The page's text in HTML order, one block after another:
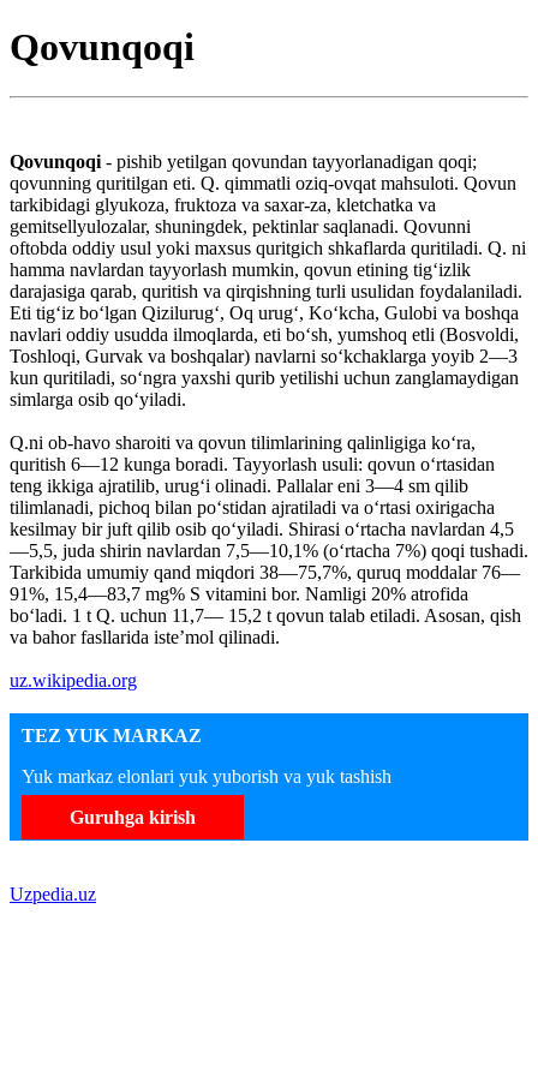
Qovunqoqi
Qovunqoqi - pishib yetilgan qovundan tayyorlanadigan qoqi;
qovunning quritilgan eti. Q. qimmatli oziq-ovqat mahsuloti. Qovun
tarkibidagi glyukoza, fruktoza va saxar-za, kletchatka va
gemitsellyulozalar, shuningdek, pektinlar saqlanadi. Qovunni
oftobda oddiy usul yoki maxsus quritgich shkaflarda quritiladi. Q. ni
hamma navlardan tayyorlash mumkin, qovun etining tigʻizlik
darajasiga qarab, quritish va qirqishning turli usulidan foydalaniladi.
Eti tigʻiz boʻlgan Qizilurugʻ, Oq urugʻ, Koʻkcha, Gulobi va boshqa
navlari oddiy usudda ilmoqlarda, eti boʻsh, yumshoq etli (Bosvoldi,
Toshloqi, Gurvak va boshqalar) navlarni soʻkchaklarga yoyib 2—3
kun quritiladi, soʻngra yaxshi qurib yetilishi uchun zanglamaydigan
simlarga osib qoʻyiladi.
Q.ni ob-havo sharoiti va qovun tilimlarining qalinligiga koʻra,
quritish 6—12 kunga boradi. Tayyorlash usuli: qovun oʻrtasidan
teng ikkiga ajratilib, urugʻi olinadi. Pallalar eni 3—4 sm qilib
tilimlanadi, pichoq bilan poʻstidan ajratiladi va oʻrtasi oxirigacha
kesilmay bir juft qilib osib qoʻyiladi. Shirasi oʻrtacha navlardan 4,5
—5,5, juda shirin navlardan 7,5—10,1% (oʻrtacha 7%) qoqi tushadi.
Tarkibida umumiy qand miqdori 38—75,7%, quruq moddalar 76—
91%, 15,4—83,7 mg% S vitamini bor. Namligi 20% atrofida
boʻladi. 1 t Q. uchun 11,7— 15,2 t qovun talab etiladi. Asosan, qish
va bahor fasllarida isteʼmol qilinadi.
uz.wikipedia.org
TEZ YUK MARKAZ
Yuk markaz elonlari yuk yuborish va yuk tashish
Guruhga kirish
Uzpedia.uz